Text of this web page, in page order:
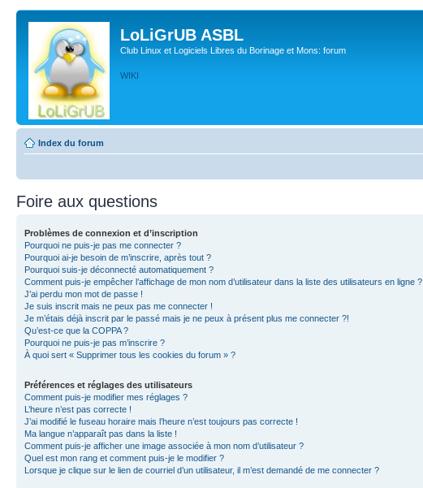
LoLiGrUB ASBL
Club Linux et Logiciels Libres du Borinage et Mons: forum
WIKI
Index du forum
Foire aux questions
Problèmes de connexion et d’inscription
Pourquoi ne puis-je pas me connecter ?
Pourquoi ai-je besoin de m’inscrire, après tout ?
Pourquoi suis-je déconnecté automatiquement ?
Comment puis-je empêcher l’affichage de mon nom d’utilisateur dans la liste des utilisateurs en ligne ?
J’ai perdu mon mot de passe !
Je suis inscrit mais ne peux pas me connecter !
Je m’étais déjà inscrit par le passé mais je ne peux à présent plus me connecter ?!
Qu’est-ce que la COPPA ?
Pourquoi ne puis-je pas m’inscrire ?
À quoi sert « Supprimer tous les cookies du forum » ?
Préférences et réglages des utilisateurs
Comment puis-je modifier mes réglages ?
L’heure n’est pas correcte !
J’ai modifié le fuseau horaire mais l’heure n’est toujours pas correcte !
Ma langue n’apparaît pas dans la liste !
Comment puis-je afficher une image associée à mon nom d’utilisateur ?
Quel est mon rang et comment puis-je le modifier ?
Lorsque je clique sur le lien de courriel d’un utilisateur, il m’est demandé de me connecter ?